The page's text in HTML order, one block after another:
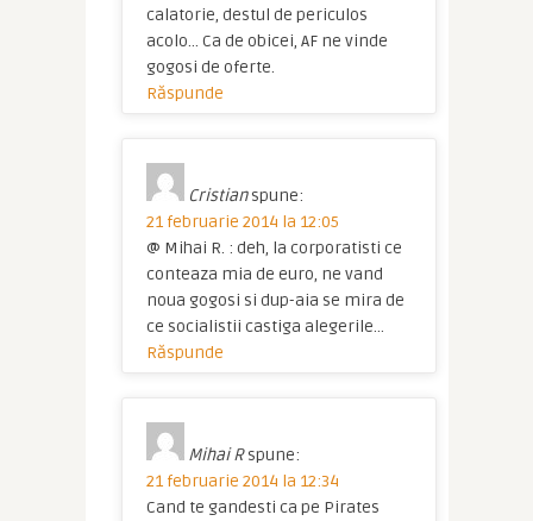
calatorie, destul de periculos
acolo… Ca de obicei, AF ne vinde
gogosi de oferte.
Răspunde
Cristian spune:
21 februarie 2014 la 12:05
@ Mihai R. : deh, la corporatisti ce
conteaza mia de euro, ne vand
noua gogosi si dup-aia se mira de
ce socialistii castiga alegerile…
Răspunde
Mihai R spune:
21 februarie 2014 la 12:34
Cand te gandesti ca pe Pirates